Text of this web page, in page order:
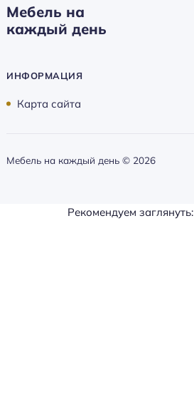
Мебель на
каждый день
ИНФОРМАЦИЯ
Карта сайта
Мебель на каждый день © 2026
Рекомендуем заглянуть: